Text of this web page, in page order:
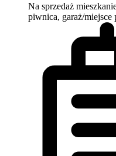
Na sprzedaż
piwnica, garaż/miejsce